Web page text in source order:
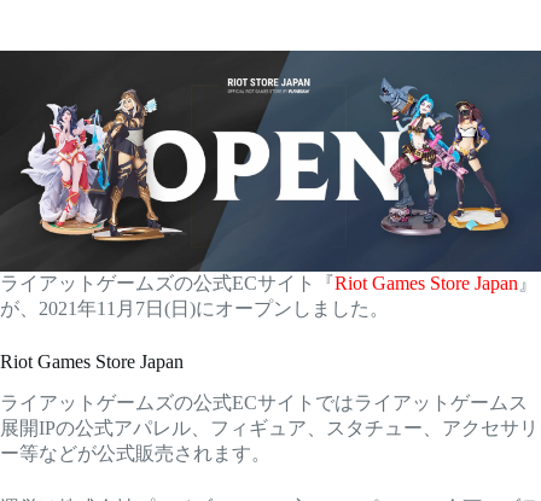
ライアットゲームズの公式ECサイト『Riot Games Store Japan 』
が、2021年11月7日(日)にオープンしました。
Riot Games Store Japan
ライアットゲームズの公式ECサイトではライアットゲームス
展開IPの公式アパレル、フィギュア、スタチュー、アクセサリ
ー等などが公式販売されます。